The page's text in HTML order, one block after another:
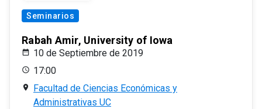
Seminarios
Rabah Amir, University of Iowa
10 de Septiembre de 2019
17:00
Facultad de Ciencias Económicas y
Administrativas UC